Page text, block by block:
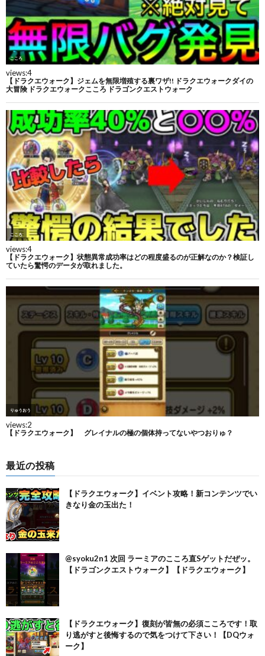
最近の投稿
【ドラクエウォーク】イベント攻略！新コンテンツでい
きなり金の玉出た！
@syoku2n1 次回 ラーミアのこころ直Sゲットだぜッ。
【ドラゴンクエストウォーク】【ドラクエウォーク】
【ドラクエウォーク】復刻が皆無の必須こころです！取
り逃がすと後悔するので気をつけて下さい！【DQウォ
ーク】